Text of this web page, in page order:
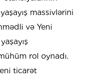
massivlərini
və Yeni
rol oynadı.
ticarət